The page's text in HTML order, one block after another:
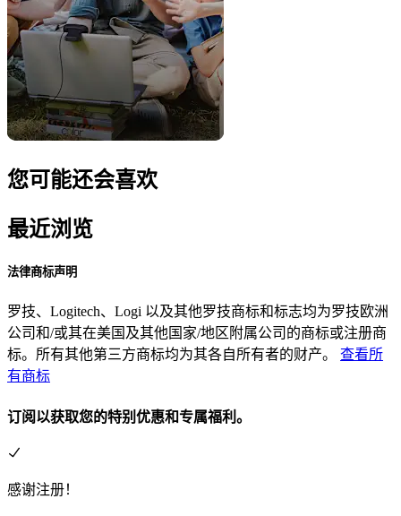
您可能还会喜欢
最近浏览
法律商标声明
罗技、Logitech、Logi 以及其他罗技商标和标志均为罗技欧洲
公司和/或其在美国及其他国家/地区附属公司的商标或注册商
标。所有其他第三方商标均为其各自所有者的财产。 查看所
有商标
订阅以获取您的特别优惠和专属福利。
感谢注册！